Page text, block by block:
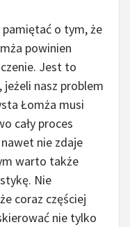
o tym, że
powinien
Jest to
nasz problem
Łomża musi
cały proces
nie zdaje
warto także
Nie
coraz częściej
nie tylko